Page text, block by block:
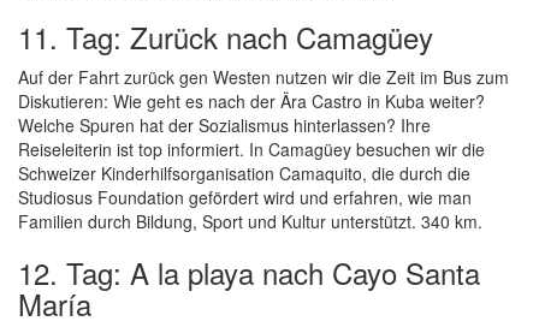
11. Tag: Zurück nach Camagüey
Auf der Fahrt zurück gen Westen nutzen wir die Zeit im Bus zum
Diskutieren: Wie geht es nach der Ära Castro in Kuba weiter?
Welche Spuren hat der Sozialismus hinterlassen? Ihre
Reiseleiterin ist top informiert. In Camagüey besuchen wir die
Schweizer Kinderhilfsorganisation Camaquito, die durch die
Studiosus Foundation gefördert wird und erfahren, wie man
Familien durch Bildung, Sport und Kultur unterstützt. 340 km.
12. Tag: A la playa nach Cayo Santa
María